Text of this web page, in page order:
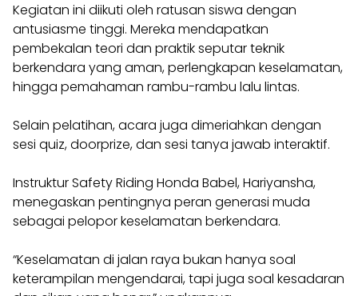
Kegiatan ini diikuti oleh ratusan siswa dengan
antusiasme tinggi. Mereka mendapatkan
pembekalan teori dan praktik seputar teknik
berkendara yang aman, perlengkapan keselamatan,
hingga pemahaman rambu-rambu lalu lintas.
Selain pelatihan, acara juga dimeriahkan dengan
sesi quiz, doorprize, dan sesi tanya jawab interaktif.
Instruktur Safety Riding Honda Babel, Hariyansha,
menegaskan pentingnya peran generasi muda
sebagai pelopor keselamatan berkendara.
“Keselamatan di jalan raya bukan hanya soal
keterampilan mengendarai, tapi juga soal kesadaran